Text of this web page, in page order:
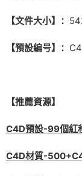
【文件大小】：
【預設編号】：
【推薦資源】
C4D預設-99個紅
C4D材質-